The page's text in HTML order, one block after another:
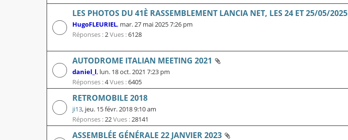
LES PHOTOS DU 41È RASSEMBLEMENT LANCIA NET, LES 24 ET 25/05/2025
HugoFLEURIEL, mar. 27 mai 2025 7:26 pm
Réponses : 2Vues :6128
AUTODROME ITALIAN MEETING 2021
daniel_l, lun. 18 oct. 2021 7:23 pm
Réponses :4Vues :6405
RETROMOBILE 2018
ji13, jeu. 15 févr. 2018 9:10 am
Réponses : 22Vues : 28141
ASSEMBLÉE GÉNÉRALE 22 JANVIER 2023